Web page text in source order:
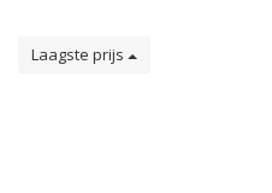
Laagste prijs